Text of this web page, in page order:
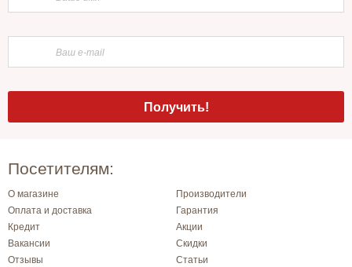
Посетителям:
О магазине
Производители
Оплата и доставка
Гарантия
Кредит
Акции
Вакансии
Скидки
Отзывы
Статьи